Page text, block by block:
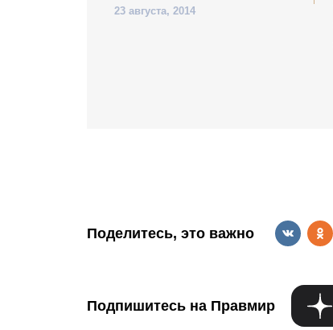
23 августа, 2014
Поделитесь, это важно
Подпишитесь на Правмир